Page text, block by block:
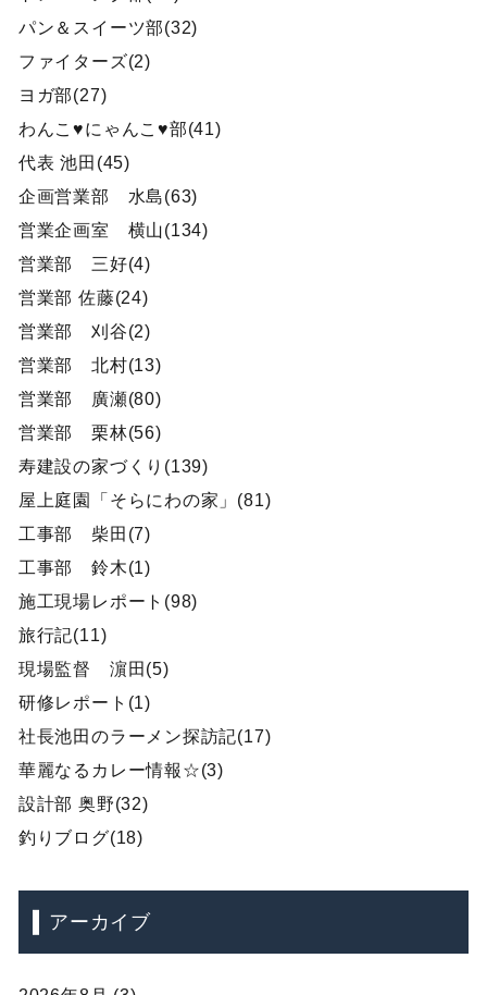
パン＆スイーツ部(32)
ファイターズ(2)
ヨガ部(27)
わんこ♥にゃんこ♥部(41)
代表 池田(45)
企画営業部 水島(63)
営業企画室 横山(134)
営業部 三好(4)
営業部 佐藤(24)
営業部 刈谷(2)
営業部 北村(13)
営業部 廣瀬(80)
営業部 栗林(56)
寿建設の家づくり(139)
屋上庭園「そらにわの家」(81)
工事部 柴田(7)
工事部 鈴木(1)
施工現場レポート(98)
旅行記(11)
現場監督 濵田(5)
研修レポート(1)
社長池田のラーメン探訪記(17)
華麗なるカレー情報☆(3)
設計部 奥野(32)
釣りブログ(18)
アーカイブ